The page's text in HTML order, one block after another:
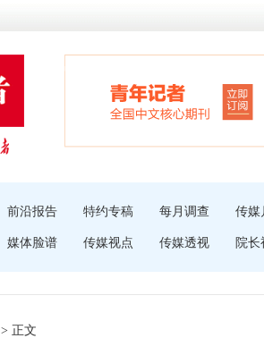
前沿报告 特约专稿 每月调查 传媒
媒体脸谱 传媒视点 传媒透视 院长
> 正文